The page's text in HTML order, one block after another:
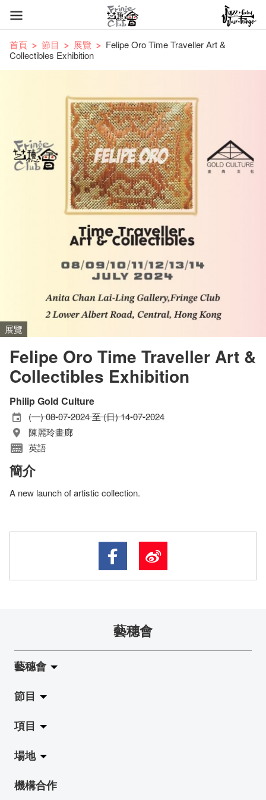
首頁 節目 展覽
Felipe Oro Time Traveller Art &
Collectibles Exhibition
展覽
Felipe Oro Time Traveller Art &
Collectibles Exhibition
Philip Gold Culture
(一) 08-07-2024 至 (日) 14-07-2024
陳麗玲畫廊
英語
簡介
A new launch of artistic collection.
藝穗會
藝穗會
關於藝穗會
藝穗會的演化
使命與宗旨
藝穗會架構
節目
拉闊
展覽
演出
項目
Jazz-Go-Central, Jazz-Go-Fringe
LPL
場地
陳麗玲畫廊
機構合作